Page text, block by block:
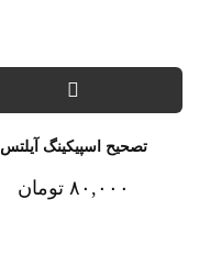
تصحیح اسپیکینگ آیلتس
۸۰,۰۰۰ تومان